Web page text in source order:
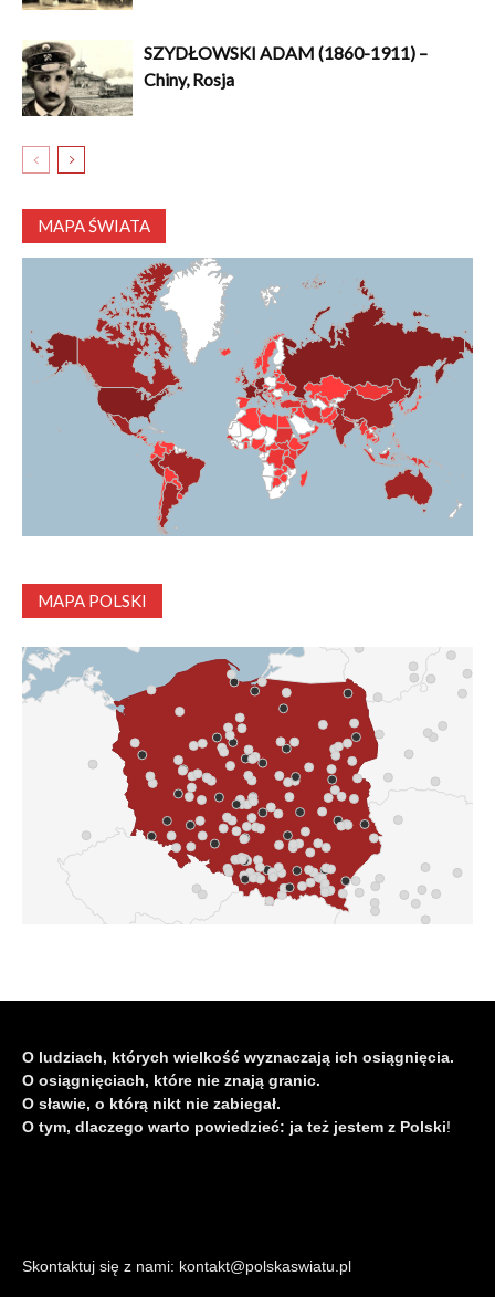
SZYDŁOWSKI ADAM (1860-1911) –
Chiny, Rosja
MAPA ŚWIATA
MAPA POLSKI
O ludziach, których wielkość wyznaczają ich osiągnięcia.
O osiągnięciach, które nie znają granic.
O sławie, o którą nikt nie zabiegał.
O tym, dlaczego warto powiedzieć: ja też jestem z Polski!
Skontaktuj się z nami: kontakt@polskaswiatu.pl